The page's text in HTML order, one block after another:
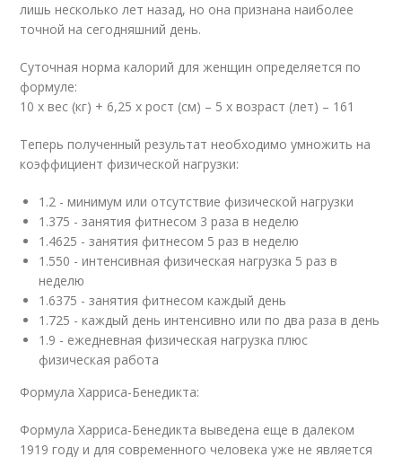
лишь несколько лет назад, но она признана наиболее
точной на сегодняшний день.
Суточная норма калорий для женщин определяется по
формуле:
10 х вес (кг) + 6,25 х рост (см) – 5 х возраст (лет) – 161
Теперь полученный результат необходимо умножить на
коэффициент физической нагрузки:
1.2 - минимум или отсутствие физической нагрузки
1.375 - занятия фитнесом 3 раза в неделю
1.4625 - занятия фитнесом 5 раз в неделю
1.550 - интенсивная физическая нагрузка 5 раз в
неделю
1.6375 - занятия фитнесом каждый день
1.725 - каждый день интенсивно или по два раза в день
1.9 - ежедневная физическая нагрузка плюс
физическая работа
Формула Харриса-Бенедикта:
Формула Харриса-Бенедикта выведена еще в далеком
1919 году и для современного человека уже не является